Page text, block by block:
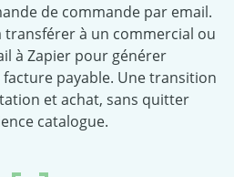
de commande par email.
transférer à un commercial ou
à Zapier pour générer
payable. Une transition
et achat, sans quitter
catalogue.